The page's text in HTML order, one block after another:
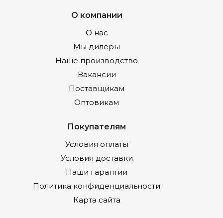
О компании
О нас
Мы дилеры
Наше производство
Вакансии
Поставщикам
Оптовикам
Покупателям
Условия оплаты
Условия доставки
Наши гарантии
Политика конфиденциальности
Карта сайта